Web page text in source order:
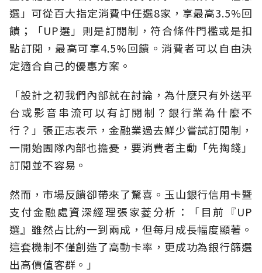
選」可從百大指定消費中任選8家，享最高3.5%回
饋；「UP選」則是訂閱制，符合條件門檻或是扣
點訂閱，最高可享4.5%回饋。消費者可以自由決
定適合自己的優惠方案。
「設計之初我們內部就在討論，為什麼只有外送平
台或影音串流可以有訂閱制？銀行業為什麼不
行？」張正志表示，金融業過去鮮少嘗試訂閱制，
一開始團隊內部也擔憂，要消費者主動「先掏錢」
訂閱並不容易。
然而，市場反饋卻帶來了驚喜。玉山銀行信用卡暨
支付金融處資深經理張家菱分析：「目前『UP
選』雖然占比約一到兩成，但每月成長幅度顯著。
這套機制不僅創造了高動卡率，更成功為銀行篩選
出高價值客群。」